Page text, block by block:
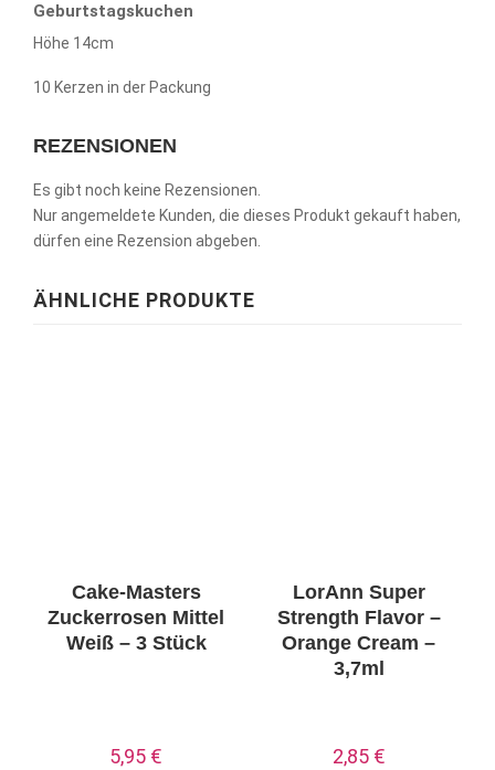
Geburtstagskuchen
Höhe 14cm
10 Kerzen in der Packung
REZENSIONEN
Es gibt noch keine Rezensionen.
Nur angemeldete Kunden, die dieses Produkt gekauft haben,
dürfen eine Rezension abgeben.
ÄHNLICHE PRODUKTE
Cake-Masters
Zuckerrosen Mittel
Weiß – 3 Stück
5,95 €
LorAnn Super
Strength Flavor –
Orange Cream –
3,7ml
2,85 €